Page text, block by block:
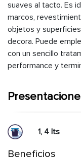
suaves al tacto. Es
marcos,
objetos y
decora. Puede
con un sencillo
performance y
1, 4 lts
Beneficios